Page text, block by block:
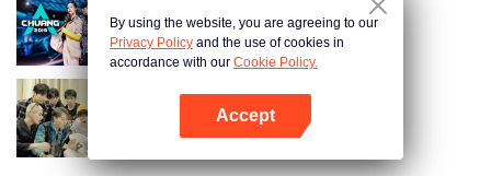
CHUANG 2019
Unknown Weekly! INTO1!
By using the website, you are agreeing to our
Privacy Policy and the use of cookies in
accordance with our Cookie Policy.
Accept